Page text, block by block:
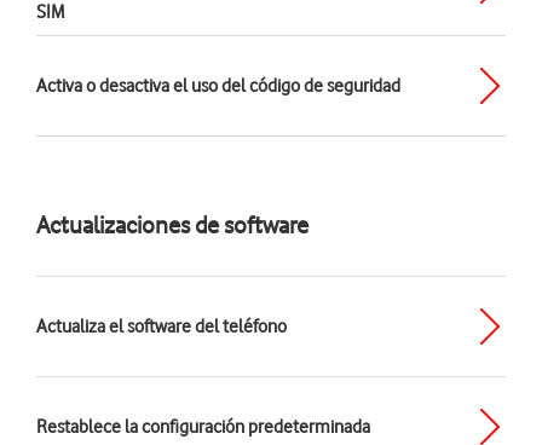
SIM
Activa o desactiva el uso del código de seguridad
Actualizaciones de software
Actualiza el software del teléfono
Restablece la configuración predeterminada